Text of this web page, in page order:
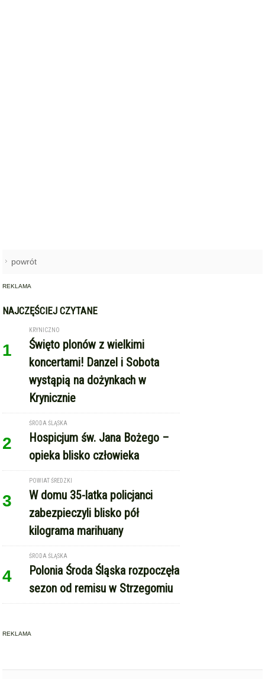
powrót
REKLAMA
NAJCZĘŚCIEJ CZYTANE
1
KRYNICZNO
Święto plonów z wielkimi
koncertami! Danzel i Sobota
wystąpią na dożynkach w
Krynicznie
2
ŚRODA ŚLĄSKA
Hospicjum św. Jana Bożego –
opieka blisko człowieka
3
POWIAT ŚREDZKI
W domu 35-latka policjanci
zabezpieczyli blisko pół
kilograma marihuany
4
ŚRODA ŚLĄSKA
Polonia Środa Śląska rozpoczęła
sezon od remisu w Strzegomiu
REKLAMA